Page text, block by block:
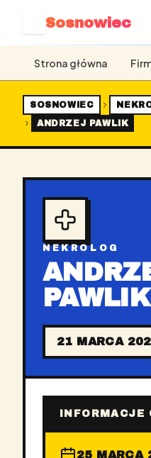
Sosnowiec
Strona główna
SOSNOWIEC
ANDRZEJ PAWLIK
NEKROLOG
PAWLIK
21 MARCA
INFORMACJE
25 MARCA